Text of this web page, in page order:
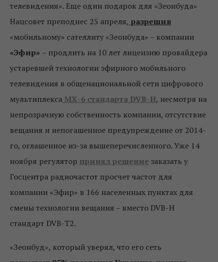
телевидения». Еще один подарок для «Зеонбуда»
Нацсовет преподнес 25 апреля, разрешив
«мобильному» сателлиту «Зеонбуда» – компании
«Эфир» – продлить на 10 лет лицензию провайдера
устаревшей технологии эфирного мобильного
телевидения в общенациональной сети цифрового
мультиплекса МХ-6 стандарта DVB-H, несмотря на
непрозрачную собственность компании, отсутствие
вещания и непогашенное предупреждение от 2014-
го, оглашенное из-за вышеперечисленного. Уже 14
ноября регулятор принял решение заказать у
Госцентра радиочастот просчет частот для
компании «Эфир» в 166 населенных пунктах для
смены технологии вещания – вместо DVB-H
стандарт DVB-T2.
«Зеонбуд», который уверял, что его сеть